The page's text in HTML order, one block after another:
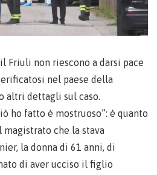
Friuli non riescono a darsi pace
nel paese della
altri dettagli sul caso.
ho fatto è mostruoso”: è quanto
magistrato che la stava
la donna di 61 anni, di
di aver ucciso il figlio